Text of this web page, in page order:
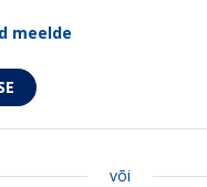
meelde
või